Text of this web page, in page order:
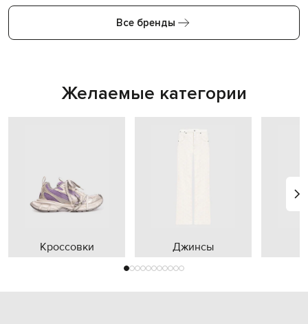
Все бренды
Желаемые категории
Кроссовки Джинсы